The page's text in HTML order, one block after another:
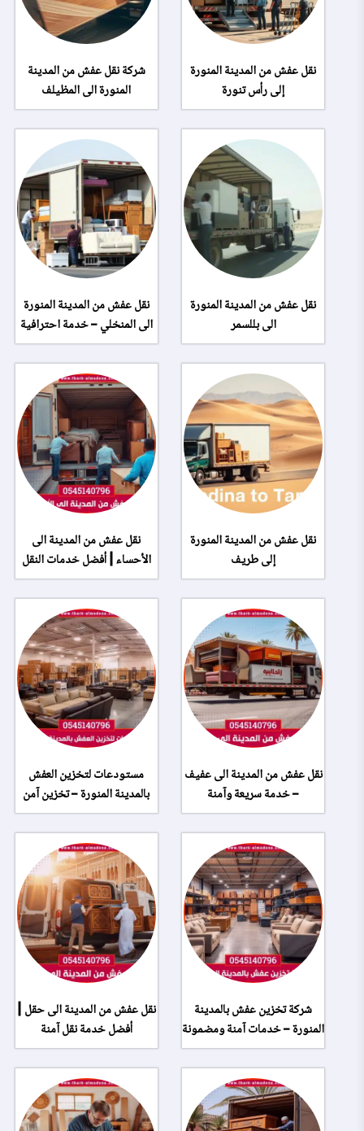
نقل عفش من المدينة المنورة
إلى رأس تنورة
شركة نقل عفش من المدينة
المنورة الى المظيلف
نقل عفش من المدينة المنورة
الى بللسمر
نقل عفش من المدينة المنورة
الى المنخلي – خدمة احترافية
نقل عفش من المدينة المنورة
إلى طريف
نقل عفش من المدينة الى
الأحساء | أفضل خدمات النقل
نقل عفش من المدينة الى عفيف
– خدمة سريعة وآمنة
مستودعات لتخزين العفش
بالمدينة المنورة – تخزين آمن
شركة تخزين عفش بالمدينة
المنورة – خدمات آمنة ومضمونة
نقل عفش من المدينة الى حقل |
أفضل خدمة نقل آمنة